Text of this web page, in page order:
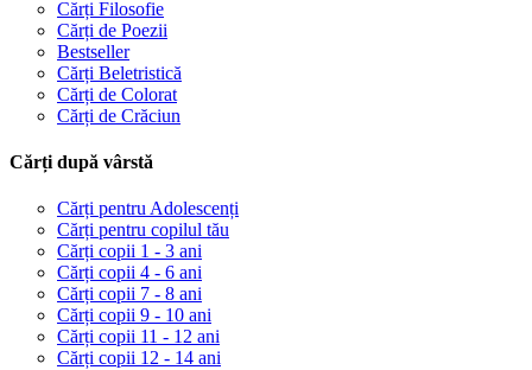
Cărți Filosofie
Cărți de Poezii
Bestseller
Cărți Beletristică
Cărți de Colorat
Cărți de Crăciun
Cărți după vârstă
Cărți pentru Adolescenți
Cărți pentru copilul tău
Cărți copii 1 - 3 ani
Cărți copii 4 - 6 ani
Cărți copii 7 - 8 ani
Cărți copii 9 - 10 ani
Cărți copii 11 - 12 ani
Cărți copii 12 - 14 ani